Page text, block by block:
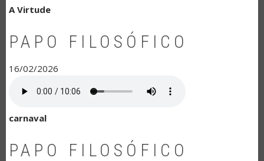
A Virtude
PAPO FILOSÓFICO
16/02/2026
carnaval
PAPO FILOSÓFICO